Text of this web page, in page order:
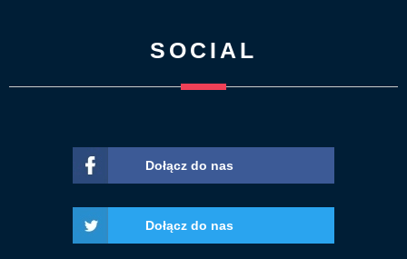
SOCIAL
Dołącz do nas
Dołącz do nas